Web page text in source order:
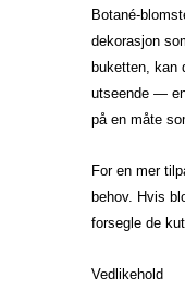
Botané-
dekorasjon
buketten, kan
utseende —
på en måte
For en mer
behov. Hvis
forsegle de
Vedlikehold